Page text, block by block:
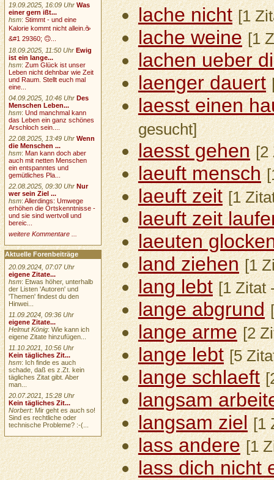
lache nicht [1
lache weine [1
lachen ueber
laenger dauert
laesst einen
gesucht]
laesst gehen [2
laeuft mensch
laeuft zeit [1
laeuft zeit
laeuten
land ziehen [1
lang lebt [1 Zitat
lange abgrund
lange arme [2
lange lebt [5
lange schlaeft
langsam
langsam ziel [1
lass andere [1
lass dich nicht
19.09.2025, 16:09 Uhr Was
einer gern ißt...
hsm:Stimmt - und eine
Kalorie kommt nicht allein.☕
&#1 29360; 🙃...
18.09.2025, 11:50 Uhr Ewig
ist ein lange...
hsm:Zum Glück ist unser
Leben nicht dehnbar wie Zeit
und Raum. Stellt euch mal
eine...
04.09.2025, 10:46 Uhr Des
Menschen Leben...
hsm:Und manchmal kann
das Leben ein ganz schönes
Arschloch sein....
22.08.2025, 13:49 Uhr Wenn
die Menschen ...
hsm:Man kann doch aber
auch mit netten Menschen
ein entspanntes und
gemütliches Pla...
22.08.2025, 09:30 Uhr Nur
wer sein Ziel ...
hsm:Allerdings: Umwege
erhöhen die Ortskenntnisse -
und sie sind wertvoll und
bereic...
weitere Kommentare ...
Aktuelle Forenbeiträge
20.09.2024, 07:07 Uhr
eigene Zitate...
hsm: Etwas höher, unterhalb
der Listen 'Autoren' und
'Themen' findest du den
Hinwei...
11.09.2024, 09:36 Uhr
eigene Zitate...
Helmut König: Wie kann ich
eigene Zitate hinzufügen...
11.10.2021, 10:56 Uhr
Kein tägliches Zit...
hsm: Ich finde es auch
schade, daß es z.Zt. kein
tägliches Zitat gibt. Aber
man...
20.07.2021, 15:28 Uhr
Kein tägliches Zit...
Norbert: Mir geht es auch so!
Sind es rechtliche oder
technische Probleme? :-(...